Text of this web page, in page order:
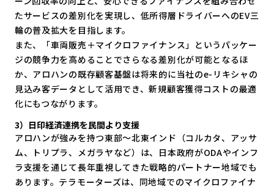
たサービスの差別化を実現し、低所得層ドライバーへのEV三
輪の普及拡大を目指します。
また、「車両販売＋マイクロファイナンス」というパッケー
ジの競争力を高めることでさらなる差別化が可能となるほ
か、アロハンの既存顧客基盤は将来的に当社のe-リキシャの
見込み客データとして活用でき、新規顧客獲得コストの最適
化にもつながります。
3）日印経済連携を民間より支援
アロハンが強みを持つ東部〜北東インド（コルカタ、アッサ
ム、トリプラ、メガラヤなど）は、日本政府がODAやインフ
ラ支援を通じて長年重視してきた戦略的パートナー地域でも
あります。テラモーターズは、同地域でのマイクロファイナ